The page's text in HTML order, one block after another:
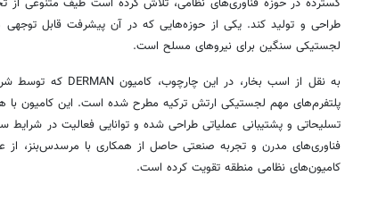
گسترده در حوزه فناوری‌های نظامی، تلاش کرده است طیف متنوعی از
طراحی و تولید کند. یکی از حوزه‌هایی که در آن پیشرفت قابل
لجستیکی سنگین برای نیروهای مسلح است.
پلتفرم‌های مهم لجستیکی ارتش ترکیه مطرح شده است. این کامیون
تسلیحاتی و پشتیبانی عملیاتی طراحی شده و توانایی فعالیت در شرایط
فناوری‌های مدرن و تجربه صنعتی حاصل از همکاری با مرسدس‌بنز، از
کامیون‌های نظامی منطقه تقویت کرده است.